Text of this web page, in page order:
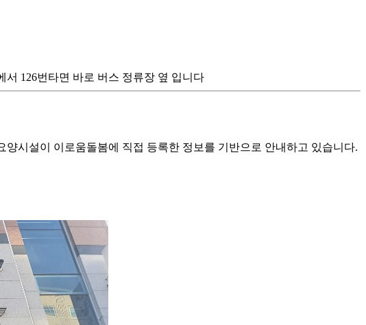
서 126번타면 바로 버스 정류장 옆 입니다
시설이 이로움돌봄에 직접 등록한 정보를 기반으로 안내하고 있습니다.